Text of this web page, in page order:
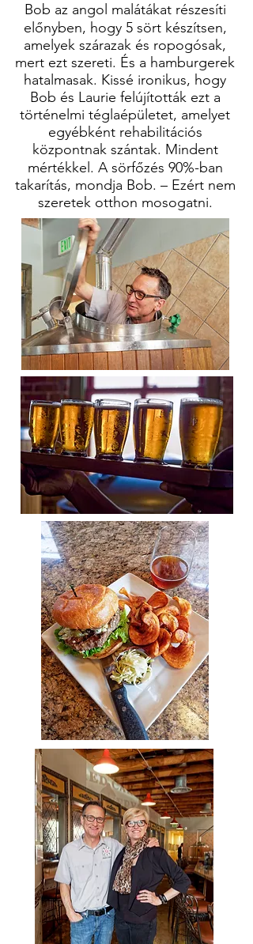
Bob az angol malátákat részesíti
előnyben, hogy 5 sört készítsen,
amelyek szárazak és ropogósak,
mert ezt szereti. És a hamburgerek
hatalmasak. Kissé ironikus, hogy
Bob és Laurie felújították ezt a
történelmi téglaépületet, amelyet
egyébként rehabilitációs
központnak szántak. Mindent
mértékkel. A sörfőzés 90%-ban
takarítás, mondja Bob. – Ezért nem
szeretek otthon mosogatni.